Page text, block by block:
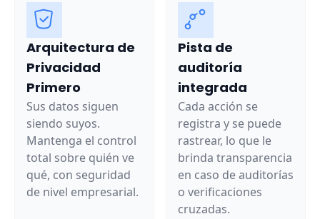
Arquitectura de
Privacidad
Primero
Sus datos siguen
siendo suyos.
Mantenga el control
total sobre quién ve
qué, con seguridad
de nivel empresarial.
Pista de
auditoría
integrada
Cada acción se
registra y se puede
rastrear, lo que le
brinda transparencia
en caso de auditorías
o verificaciones
cruzadas.